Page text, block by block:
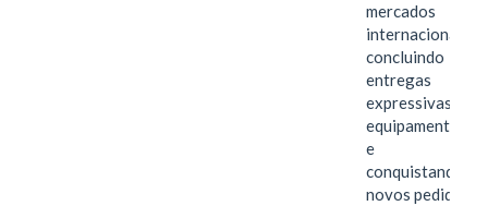
mercados
internacionais,
concluindo
entregas
expressivas de
equipamentos
e
conquistando
novos pedidos